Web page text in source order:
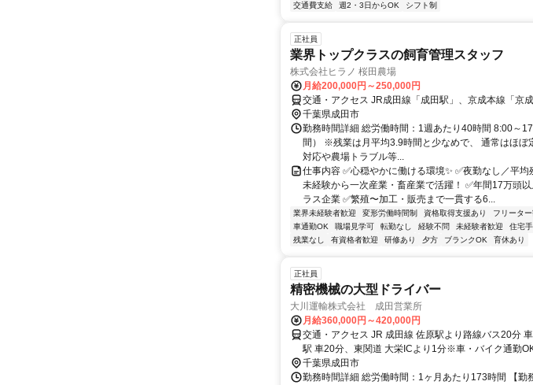
交通費支給 週2・3日からOK シフト制
正社員
業界トップクラスの飼育管理スタッフ
株式会社ヒラノ 桜田農場
月給200,000円～250,000円
交通・アクセス JR成田線「成田駅」、京成本線「京
千葉県成田市
勤務時間詳細 総労働時間：1週あたり40時間 8:00～
間） ※残業は月平均3.9時間と少なめで、 通常はほぼ
対応や農場トラブル等...
仕事内容 ✅心穏やかに働ける環境✨ ✅夜勤なし／平
未経験から一次産業・畜産業で活躍！ ✅年間17万頭
ラス企業 ✅繁殖〜加工・販売まで一貫する6...
業界未経験者歓迎 変形労働時間制 資格取得支援あり フリータ
車通勤OK
職場見学可 転勤なし 経験不問 未経験者歓迎 住宅
残業なし
有資格者歓迎 研修あり 夕方 ブランクOK 育休あり
正社員
精密機械の大型ドライバー
大川運輸株式会社 成田営業所
月給360,000円～420,000円
交通・アクセス JR 成田線 佐原駅より路線バス20分
駅 車20分、東関道 大栄ICより1分※車・バイク通勤
千葉県成田市
勤務時間詳細 総労働時間：1ヶ月あたり173時間 【勤